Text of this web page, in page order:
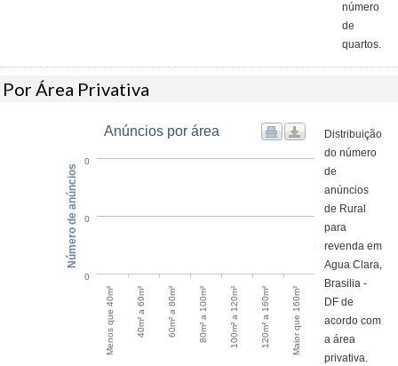
número
de
quartos.
Por Área Privativa
Anúncios por área
Menos que 40m² 40m² a 60m² 60m² a 80m² 80m² a 100m² 100m² a 120m² 120m² a 160m² Maior que 160m²
0
0
0
Número de anúncios
Distribuição
do número
de
anúncios
de Rural
para
revenda em
Agua Clara,
Brasilia -
DF de
acordo com
a área
privativa.